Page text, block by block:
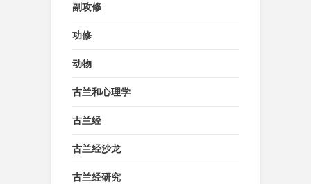
副攻修
功修
动物
古兰和心理学
古兰经
古兰经沙龙
古兰经研究